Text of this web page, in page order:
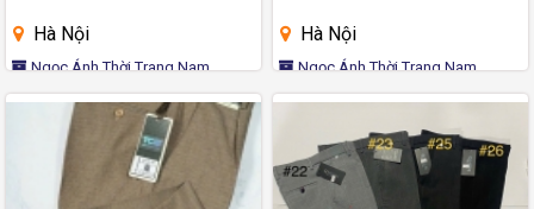
Hà Nội
Ngọc Ánh Thời Trang Nam
Hà Nội
Ngọc Ánh Thời Trang Nam